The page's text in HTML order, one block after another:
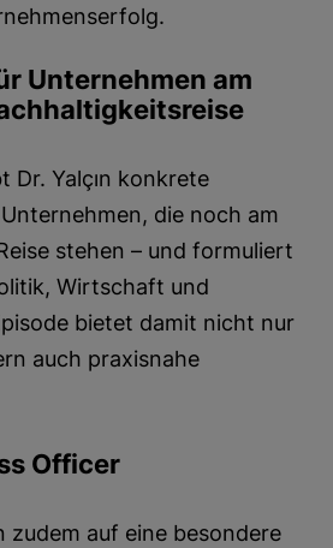
Unternehmen am
Dr. Yalçın konkrete
die noch am
stehen – und formuliert
Wirtschaft und
bietet damit nicht nur
auch praxisnahe
Officer
zudem auf eine besondere